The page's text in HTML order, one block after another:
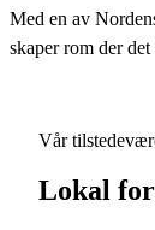
Med en av
skaper rom der
Vår
Lokal